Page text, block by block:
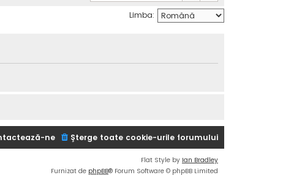
Limba:
Şterge toate cookie-urile forumului
ne
Flat Style by Ian Bradley
Furnizat de phpBB® Forum Software © phpBB Limited